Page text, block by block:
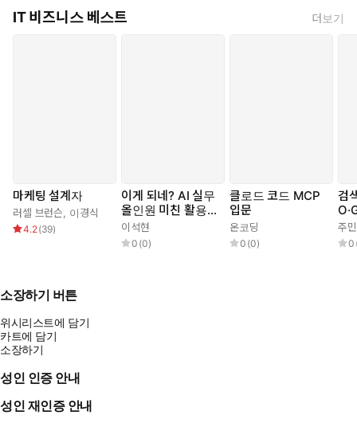
IT 비즈니스 베스트 더보기
마케팅 설계자
러셀 브런슨, 이경식
4.2(39)
이게 되네? AI 실무
올인원 미친 활용법
71제
이석현
0 (0)
클로드 코드 MCP
입문
온코딩
0 (0)
검
주
0
소장하기 버튼
위시리스트에 담기
카트에 담기
소장하기
성인 인증 안내
성인 재인증 안내